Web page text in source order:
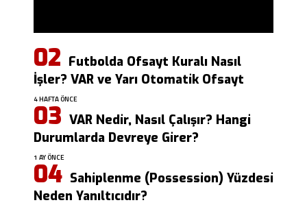
Futbolda Ofsayt Kuralı Nasıl
İşler? VAR ve Yarı Otomatik Ofsayt
4 HAFTA ÖNCE
VAR Nedir, Nasıl Çalışır? Hangi
Durumlarda Devreye Girer?
1 AY ÖNCE
Sahiplenme (Possession) Yüzdesi
Neden Yanıltıcıdır?